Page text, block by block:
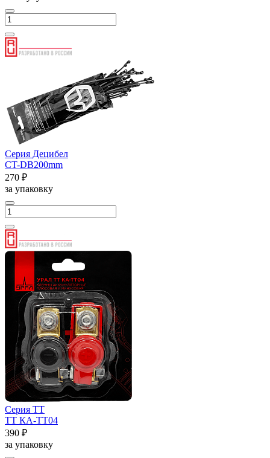
Серия Децибел
CT-DB200mm
270 ₽
за упаковку
Серия ТТ
ТТ КА-ТТ04
390 ₽
за упаковку